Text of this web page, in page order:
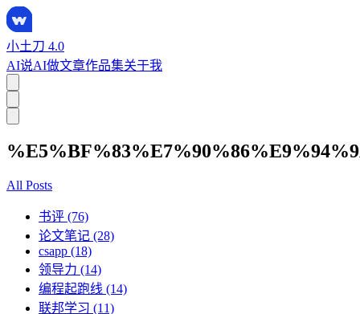
小土刀 4.0
AI说AI做文章作品集关于我
All Posts
书评 (76)
论文笔记 (28)
csapp (18)
领导力 (14)
编程起跑线 (14)
联邦学习 (11)